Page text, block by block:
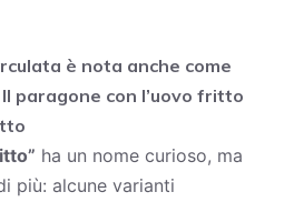
è nota anche come
paragone con l’uovo fritto
ha un nome curioso, ma
più: alcune varianti